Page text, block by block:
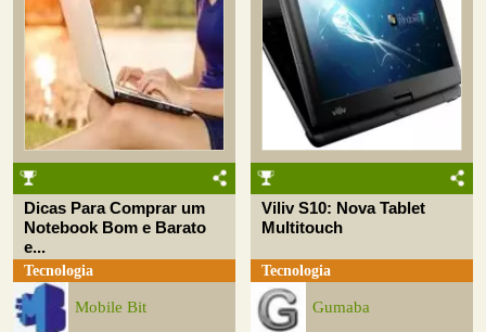
Dicas Para Comprar um
Notebook Bom e Barato
e...
Tecnologia
Mobile Bit
Viliv S10: Nova Tablet
Multitouch
Tecnologia
Gumaba